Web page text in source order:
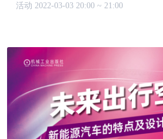
活动 2022-03-03 20:00 ~ 21:00